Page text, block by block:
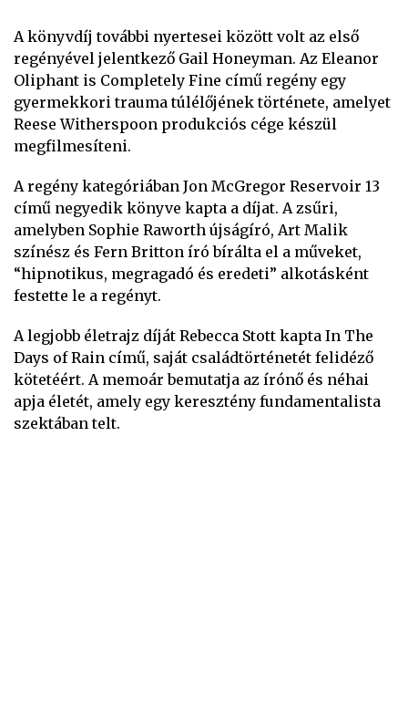
A könyvdíj további nyertesei között volt az első
regényével jelentkező Gail Honeyman. Az Eleanor
Oliphant is Completely Fine című regény egy
gyermekkori trauma túlélőjének története, amelyet
Reese Witherspoon produkciós cége készül
megfilmesíteni.
A regény kategóriában Jon McGregor Reservoir 13
című negyedik könyve kapta a díjat. A zsűri,
amelyben Sophie Raworth újságíró, Art Malik
színész és Fern Britton író bírálta el a műveket,
“hipnotikus, megragadó és eredeti” alkotásként
festette le a regényt.
A legjobb életrajz díját Rebecca Stott kapta In The
Days of Rain című, saját családtörténetét felidéző
kötetéért. A memoár bemutatja az írónő és néhai
apja életét, amely egy keresztény fundamentalista
szektában telt.